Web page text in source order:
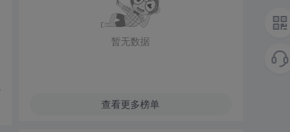
暂无数据
查看更多榜单